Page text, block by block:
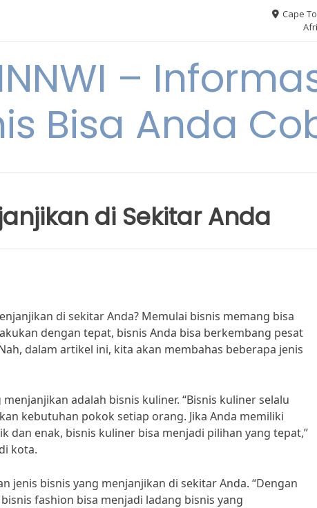
Cape
–
Bisa Anda
di Sekitar Anda
di sekitar Anda? Memulai bisnis memang bisa
dengan tepat, bisnis Anda bisa berkembang pesat
dalam artikel ini, kita akan membahas beberapa jenis
adalah bisnis kuliner. “Bisnis kuliner selalu
kebutuhan pokok setiap orang. Jika Anda memiliki
dan enak, bisnis kuliner bisa menjadi pilihan yang tepat,”
kota.
jenis bisnis yang menjanjikan di sekitar Anda. “Dengan
fashion bisa menjadi ladang bisnis yang